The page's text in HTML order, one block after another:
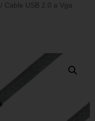
/ Cable USB 2.0 a Vga